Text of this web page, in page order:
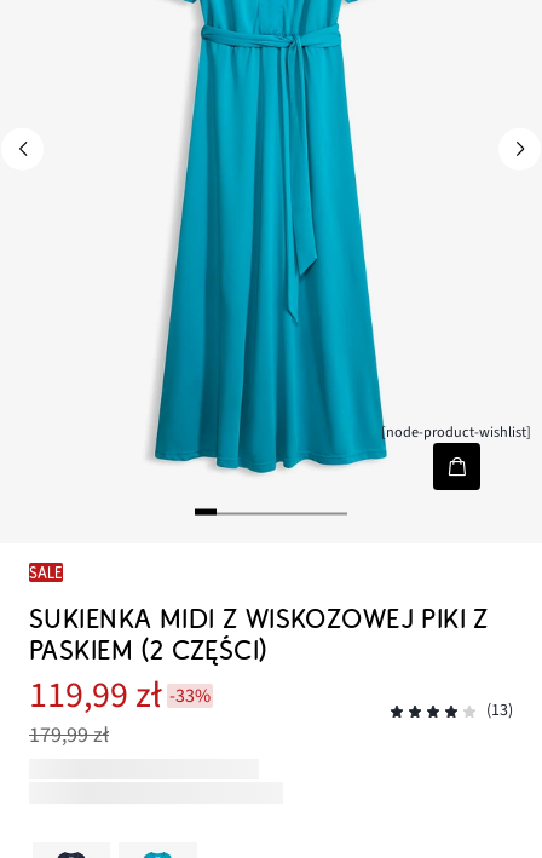
[node-product-wishlist]
SALE
SUKIENKA MIDI Z WISKOZOWEJ PIKI Z
PASKIEM (2 CZĘŚCI)
119,99 zł -33%
179,99 zł
(13)